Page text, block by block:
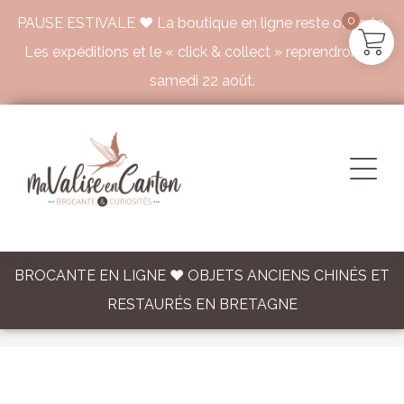
PAUSE ESTIVALE ♥ La boutique en ligne reste ouverte.
Les expéditions et le « click & collect » reprendront le
samedi 22 août.
BROCANTE EN LIGNE ♥ OBJETS ANCIENS CHINÉS ET
RESTAURÉS EN BRETAGNE
0